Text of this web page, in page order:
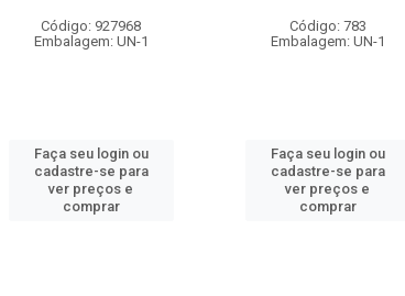
Código: 927968
Embalagem: UN-1
Faça seu login ou
cadastre-se para
ver preços e
comprar
Código: 783
Embalagem: UN-1
Faça seu login ou
cadastre-se para
ver preços e
comprar